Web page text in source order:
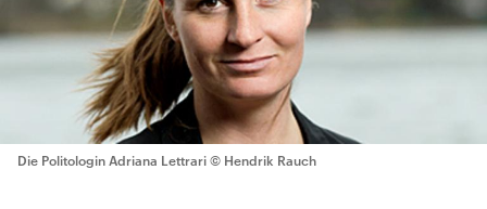
Die Politologin Adriana Lettrari © Hendrik Rauch